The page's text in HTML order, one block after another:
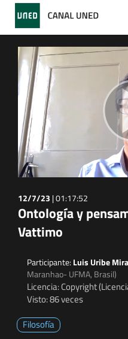
12/7/23 |01:17:52
Ontología y
Vattimo
Participante: Luis Uribe
Maranhao- UFMA, Brasil)
Licencia: Copyright
Visto: 86 veces
Filosofía